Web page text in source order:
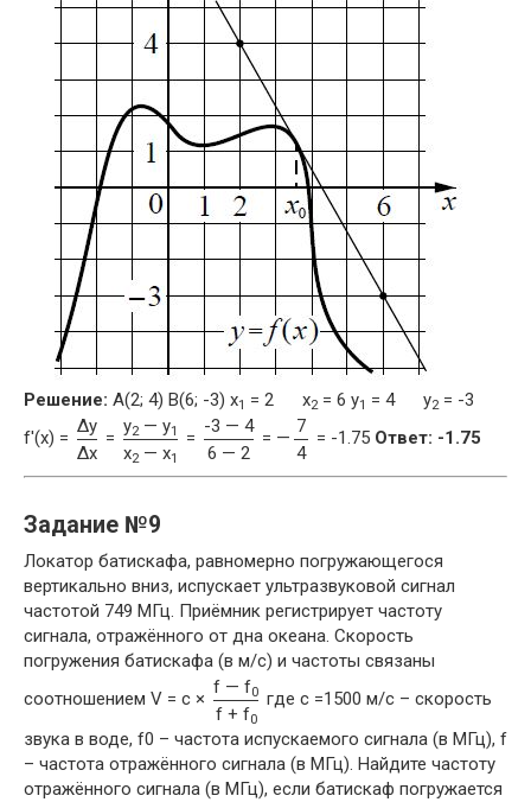
Решение: A(2; 4) B(6; -3) x1 = 2 x2 = 6 y1 = 4 y2 = -3
f'(x) =
Δy
Δx
=
y2 — y1
x2 — x1
=
-3 — 4
6 — 2
= —
7
4
= -1.75 Ответ: -1.75
Задание №9
Локатор батискафа, равномерно погружающегося
вертикально вниз, испускает ультразвуковой сигнал
частотой 749 МГц. Приёмник регистрирует частоту
сигнала, отражённого от дна океана. Скорость
погружения батискафа (в м/с) и частоты связаны
соотношением V = c ×
f — f0
f + f0
где c =1500 м/с – скорость
звука в воде, f0 – частота испускаемого сигнала (в МГц), f
– частота отражённого сигнала (в МГц). Найдите частоту
отражённого сигнала (в МГц), если батискаф погружается